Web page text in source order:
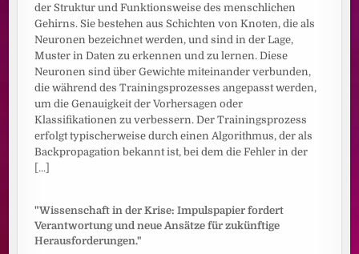
der Struktur und Funktionsweise des menschlichen
Gehirns. Sie bestehen aus Schichten von Knoten, die als
Neuronen bezeichnet werden, und sind in der Lage,
Muster in Daten zu erkennen und zu lernen. Diese
Neuronen sind über Gewichte miteinander verbunden,
die während des Trainingsprozesses angepasst werden,
um die Genauigkeit der Vorhersagen oder
Klassifikationen zu verbessern. Der Trainingsprozess
erfolgt typischerweise durch einen Algorithmus, der als
Backpropagation bekannt ist, bei dem die Fehler in der
[...]
"Wissenschaft in der Krise: Impulspapier fordert
Verantwortung und neue Ansätze für zukünftige
Herausforderungen."